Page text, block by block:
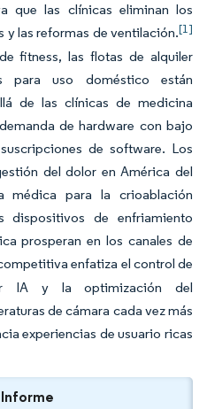
que las clínicas eliminan los
y las reformas de ventilación.[1]
fitness, las flotas de alquiler
para uso doméstico están
de las clínicas de medicina
de hardware con bajo
de software. Los
del dolor en América del
médica para la crioablación
dispositivos de enfriamiento
prosperan en los canales de
enfatiza el control de
IA y la optimización del
de cámara cada vez más
experiencias de usuario ricas